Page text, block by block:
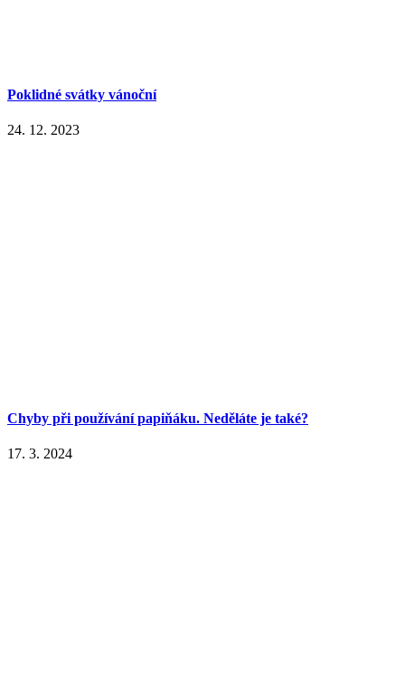
Poklidné svátky vánoční
24. 12. 2023
Chyby při používání papiňáku. Neděláte je také?
17. 3. 2024